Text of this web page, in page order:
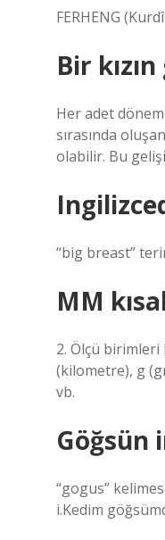
FERHENG
Bir
Her adet
sırasında
olabilir. Bu
“big breast”
MM
2. Ölçü birimleri
(kilometre), g
vb.
Göğsün
“gogus”
i.Kedim